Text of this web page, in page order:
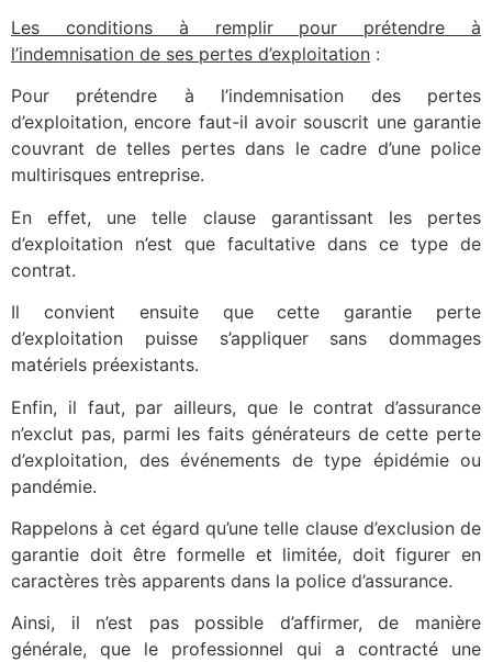
Les conditions à remplir pour prétendre à
l’indemnisation de ses pertes d’exploitation :
Pour prétendre à l’indemnisation des pertes
d’exploitation, encore faut-il avoir souscrit une garantie
couvrant de telles pertes dans le cadre d’une police
multirisques entreprise.
En effet, une telle clause garantissant les pertes
d’exploitation n’est que facultative dans ce type de
contrat.
Il convient ensuite que cette garantie perte
d’exploitation puisse s’appliquer sans dommages
matériels préexistants.
Enfin, il faut, par ailleurs, que le contrat d’assurance
n’exclut pas, parmi les faits générateurs de cette perte
d’exploitation, des événements de type épidémie ou
pandémie.
Rappelons à cet égard qu’une telle clause d’exclusion de
garantie doit être formelle et limitée, doit figurer en
caractères très apparents dans la police d’assurance.
Ainsi, il n’est pas possible d’affirmer, de manière
générale, que le professionnel qui a contracté une